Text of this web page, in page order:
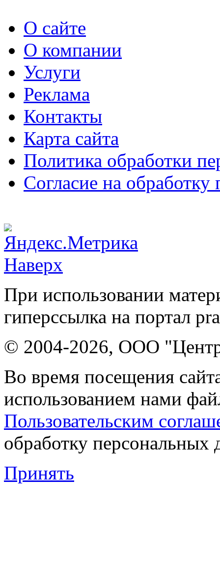
О сайте
О компании
Услуги
Реклама
Контакты
Карта сайта
Политика обработки
Согласие на
Наверх
При использовании
гиперссылка на портал
© 2004-2026, ООО "Центр
Во время посещения
использованием нами
Пользовательским
обработку персональных
Принять